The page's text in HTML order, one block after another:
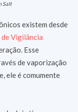
Salt
existem desde
Vigilância
Esse
de vaporização
ele é comumente